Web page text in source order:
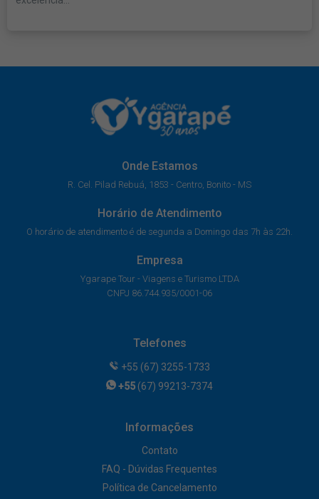
Onde Estamos
R. Cel. Pilad Rebuá, 1853 - Centro, Bonito - MS
Horário de Atendimento
O horário de atendimento é de segunda a Domingo das 7h às 22h.
Empresa
Ygarape Tour - Viagens e Turismo LTDA
CNPJ 86.744.935/0001-06
Telefones
+55 (67) 3255-1733
+55 (67) 99213-7374
Informações
Contato
FAQ - Dúvidas Frequentes
Política de Cancelamento